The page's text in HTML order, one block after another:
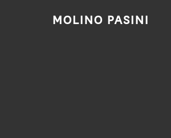
MOLINO PASINI